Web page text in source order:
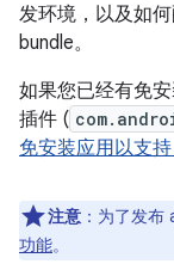
发环境，以及如
bundle。
如果您已经有免
插件 (
免安装应用以支
注意 ： 为了发布
功能。